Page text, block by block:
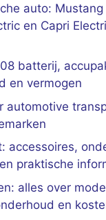
auto: Mustang
en Capri
batterij,
en vermogen
automotive
accessoires,
praktische
alles over
en